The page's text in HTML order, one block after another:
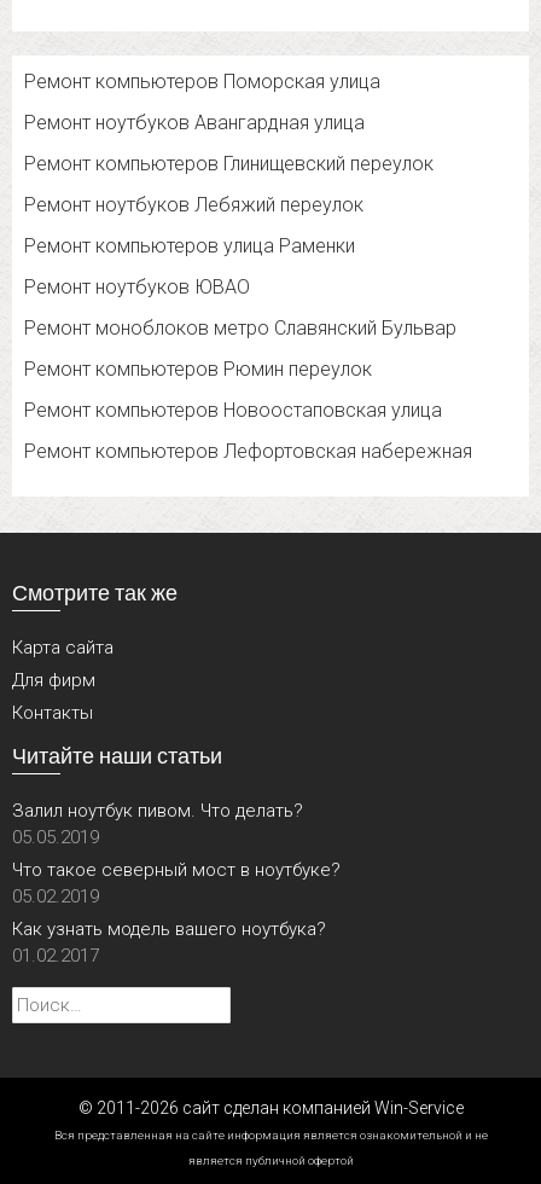
Ремонт компьютеров Поморская улица
Ремонт ноутбуков Авангардная улица
Ремонт компьютеров Глинищевский переулок
Ремонт ноутбуков Лебяжий переулок
Ремонт компьютеров улица Раменки
Ремонт ноутбуков ЮВАО
Ремонт моноблоков метро Славянский Бульвар
Ремонт компьютеров Рюмин переулок
Ремонт компьютеров Новоостаповская улица
Ремонт компьютеров Лефортовская набережная
Смотрите так же
Карта сайта
Для фирм
Контакты
Читайте наши статьи
Залил ноутбук пивом. Что делать?
05.05.2019
Что такое северный мост в ноутбуке?
05.02.2019
Как узнать модель вашего ноутбука?
01.02.2017
Найти:
© 2011-2026 сайт сделан компанией Win-Service
Вся представленная на сайте информация является ознакомительной и не
является публичной офертой